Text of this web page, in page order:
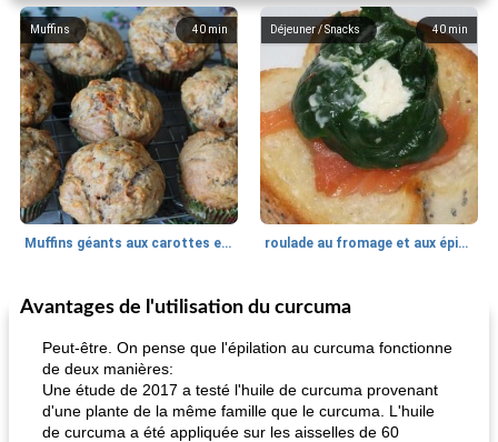
40 min
Muffins
Muffins géants aux carottes et à la banane de Nif
40 min
Déjeuner / Snacks
roulade au fromage et aux épinards
30min
Marques de confiance: recettes et
Viande et volaille
Avantages de l'utilisation du curcuma
Peut-être. On pense que l'épilation au curcuma fonctionne
de deux manières:
Une étude de 2017 a testé l'huile de curcuma provenant
d'une plante de la même famille que le curcuma. L'huile
de curcuma a été appliquée sur les aisselles de 60